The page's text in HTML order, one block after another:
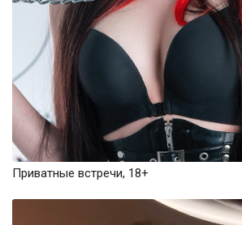
Приватные встречи, 18+